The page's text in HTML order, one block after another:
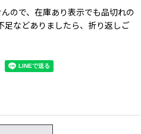
ので、在庫あり表示でも品切れの
足などありましたら、折り返しご